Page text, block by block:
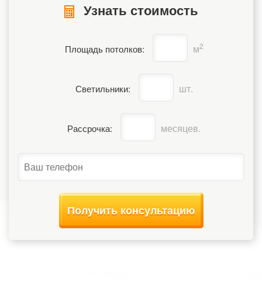
Узнать стоимость
Площадь потолков: м2
Светильники: шт.
Рассрочка: месяцев.
Получить консультацию